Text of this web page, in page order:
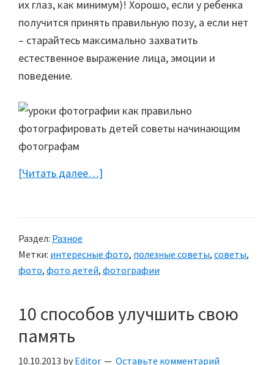
их глаз, как минимум)! Хорошо, если у ребенка
получится принять правильную позу, а если нет
– старайтесь максимально захватить
естественное выражение лица, эмоции и
поведение.
[Читать далее…]
Раздел: Разное
Метки: интересные фото, полезные советы, советы,
фото, фото детей, фотографии
10 способов улучшить свою
память
10.10.2013 by Editor Оставьте комментарий